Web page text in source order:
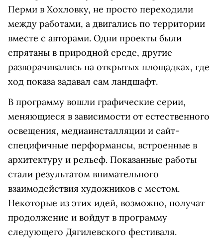
Перми в Хохловку, не просто переходили
между работами, а двигались по территории
вместе с авторами. Одни проекты были
спрятаны в природной среде, другие
разворачивались на открытых площадках, где
ход показа задавал сам ландшафт.
В программу вошли графические серии,
меняющиеся в зависимости от естественного
освещения, медиаинсталляции и сайт-
специфичные перформансы, встроенные в
архитектуру и рельеф. Показанные работы
стали результатом внимательного
взаимодействия художников с местом.
Некоторые из этих идей, возможно, получат
продолжение и войдут в программу
следующего Дягилевского фестиваля.